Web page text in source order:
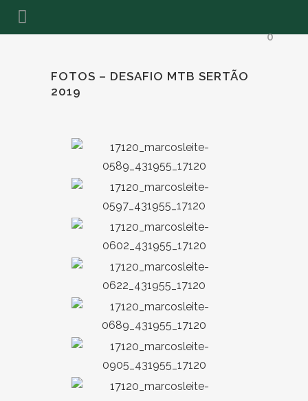
0
FOTOS – DESAFIO MTB SERTÃO
2019